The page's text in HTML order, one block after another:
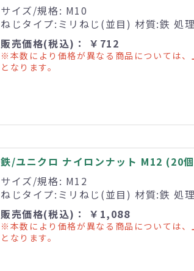
サイズ/規格: M10
ねじタイプ:ミリねじ(並目) 材質:鉄 処
販売価格(税込)： ￥712
※本数により価格が異なる商品については
となります。
鉄/ユニクロ ナイロンナット M12 (20
サイズ/規格: M12
ねじタイプ:ミリねじ(並目) 材質:鉄 処
販売価格(税込)： ￥1,088
※本数により価格が異なる商品については
となります。